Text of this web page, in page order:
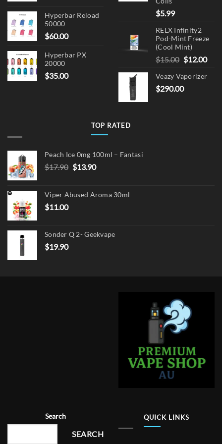
Hyperbar Reload
50000
$60.00
Hyperbar PX
20000
$35.00
$5.99
RELX Infinity2
Pod-Mint Freeze
(Cool Mint)
$15.00 Original
was:
$15.00.
$12.00
Veazy Vaporizer
$290.00
TOP RATED
Peach Ice 0mg 100ml – Fantasi
$17.90 Original
$17.90.
$13.90Current
$13.90.
Viper Abused Aroma 30ml
$11.00
Sonder Q 2- Geekvape
$19.90
Search
SEARCH
QUICK LINKS